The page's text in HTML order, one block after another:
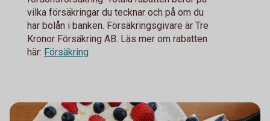
vilka försäkringar du tecknar och på om du
har bolån i banken. Försäkringsgivare är Tre
Kronor Försäkring AB. Läs mer om rabatten
här: Försäkring